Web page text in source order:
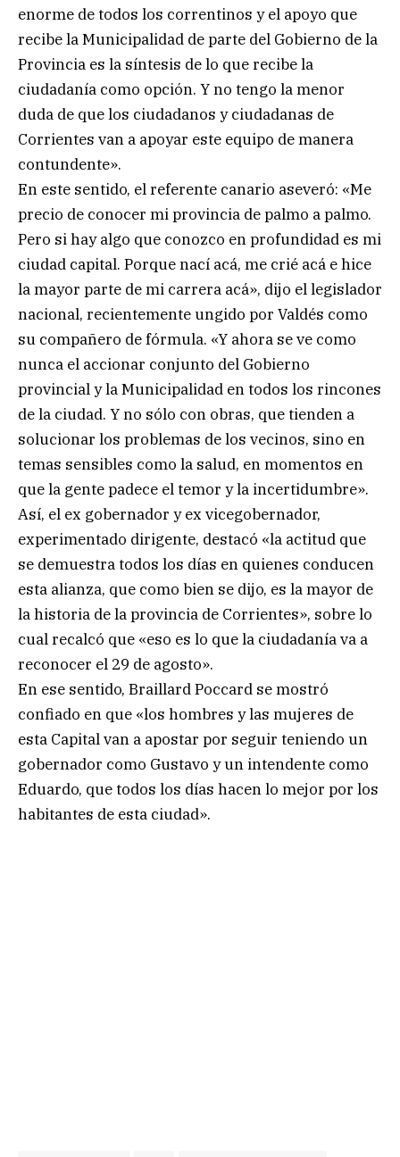
enorme de todos los correntinos y el apoyo que
recibe la Municipalidad de parte del Gobierno de la
Provincia es la síntesis de lo que recibe la
ciudadanía como opción. Y no tengo la menor
duda de que los ciudadanos y ciudadanas de
Corrientes van a apoyar este equipo de manera
contundente».
En este sentido, el referente canario aseveró: «Me
precio de conocer mi provincia de palmo a palmo.
Pero si hay algo que conozco en profundidad es mi
ciudad capital. Porque nací acá, me crié acá e hice
la mayor parte de mi carrera acá», dijo el legislador
nacional, recientemente ungido por Valdés como
su compañero de fórmula. «Y ahora se ve como
nunca el accionar conjunto del Gobierno
provincial y la Municipalidad en todos los rincones
de la ciudad. Y no sólo con obras, que tienden a
solucionar los problemas de los vecinos, sino en
temas sensibles como la salud, en momentos en
que la gente padece el temor y la incertidumbre».
Así, el ex gobernador y ex vicegobernador,
experimentado dirigente, destacó «la actitud que
se demuestra todos los días en quienes conducen
esta alianza, que como bien se dijo, es la mayor de
la historia de la provincia de Corrientes», sobre lo
cual recalcó que «eso es lo que la ciudadanía va a
reconocer el 29 de agosto».
En ese sentido, Braillard Poccard se mostró
confiado en que «los hombres y las mujeres de
esta Capital van a apostar por seguir teniendo un
gobernador como Gustavo y un intendente como
Eduardo, que todos los días hacen lo mejor por los
habitantes de esta ciudad».